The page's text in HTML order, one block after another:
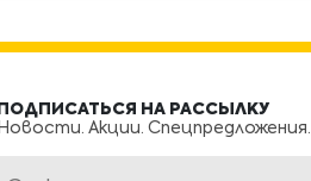
ПОДПИСАТЬСЯ НА РАССЫЛКУ
Новости. Акции. Спецпредложения.